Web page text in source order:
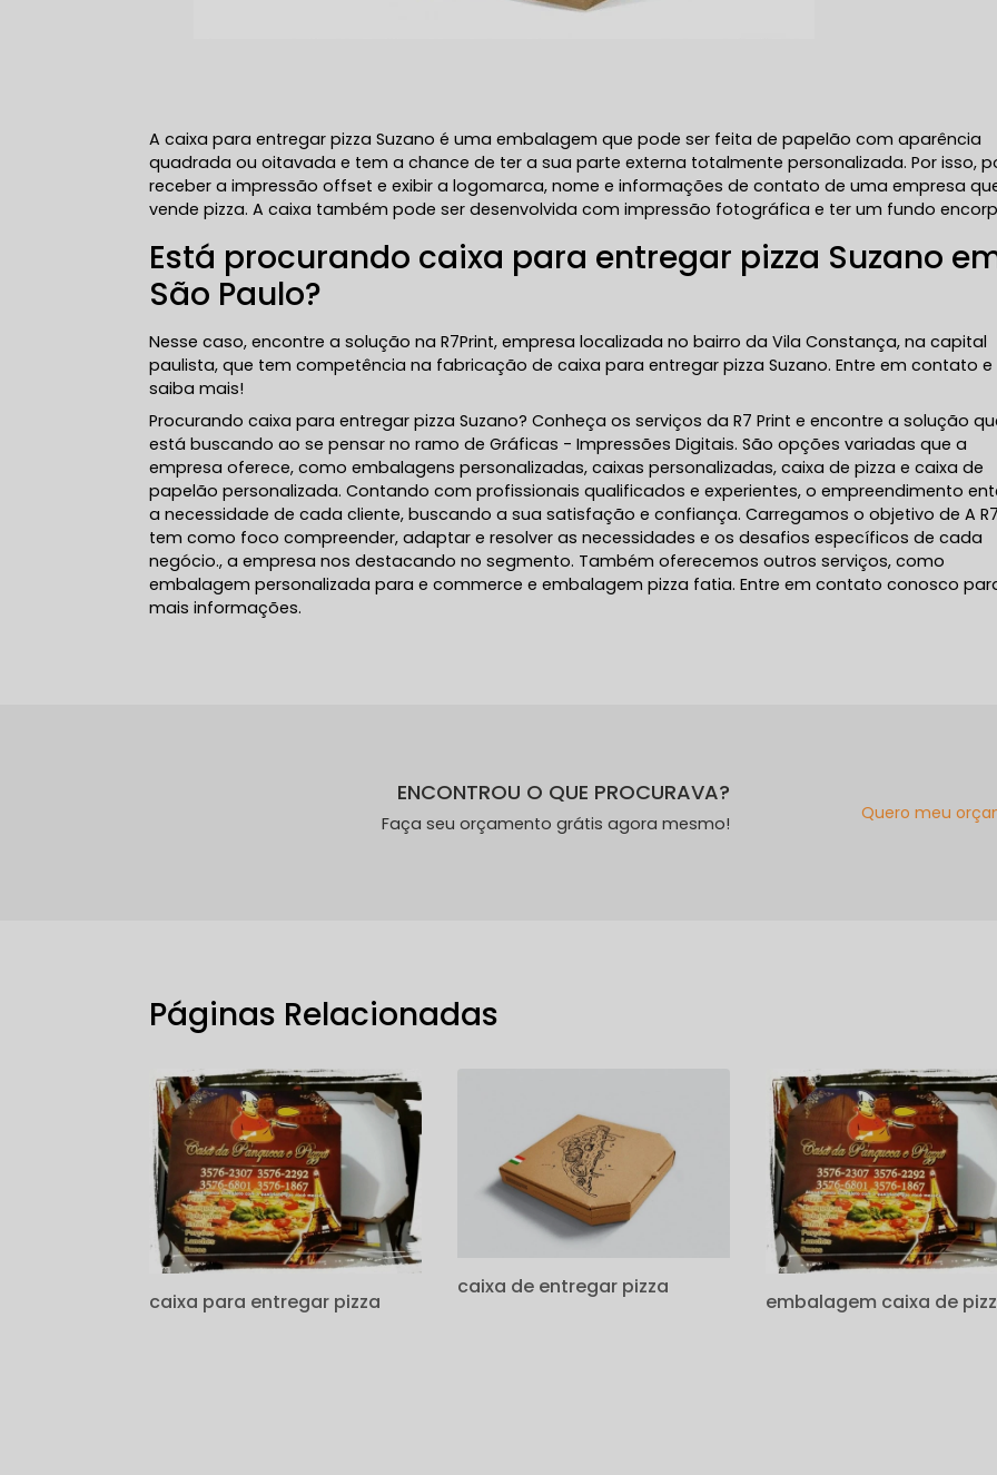
A caixa para entregar pizza Suzano é uma embalagem que pode ser feita de papelão com aparência
quadrada ou oitavada e tem a chance de ter a sua parte externa totalmente personalizada. Por isso,
receber a impressão offset e exibir a logomarca, nome e informações de contato de uma empresa
vende pizza. A caixa também pode ser desenvolvida com impressão fotográfica e ter um fundo
Está procurando caixa para entregar pizza Suzano
São Paulo?
Nesse caso, encontre a solução na R7Print, empresa localizada no bairro da Vila Constança, na capital
paulista, que tem competência na fabricação de caixa para entregar pizza Suzano. Entre em contato e
saiba mais!
Procurando caixa para entregar pizza Suzano? Conheça os serviços da R7 Print e encontre a solução
está buscando ao se pensar no ramo de Gráficas - Impressões Digitais. São opções variadas que a
empresa oferece, como embalagens personalizadas, caixas personalizadas, caixa de pizza e caixa de
papelão personalizada. Contando com profissionais qualificados e experientes, o empreendimento
a necessidade de cada cliente, buscando a sua satisfação e confiança. Carregamos o objetivo de A
tem como foco compreender, adaptar e resolver as necessidades e os desafios específicos de cada
negócio., a empresa nos destacando no segmento. Também oferecemos outros serviços, como
embalagem personalizada para e commerce e embalagem pizza fatia. Entre em contato conosco
mais informações.
ENCONTROU O QUE PROCURAVA?
Faça seu orçamento grátis agora mesmo!
Quero meu
Páginas Relacionadas
caixa para entregar pizza
caixa de entregar pizza
embalagem caixa de